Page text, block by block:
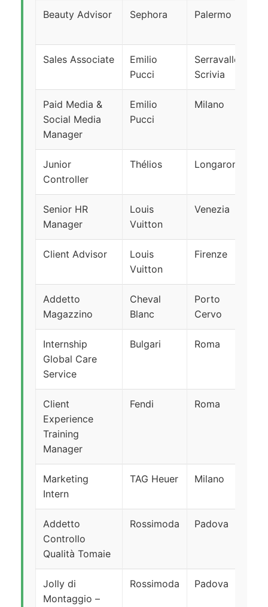
Beauty Advisor Sephora Palermo
Sales Associate
Emilio
Pucci
Serravalle
Scrivia
Paid Media &
Social Media
Manager
Emilio
Pucci
Milano
Junior
Controller
Thélios Longarone
Senior HR
Manager
Louis
Vuitton
Venezia
Client Advisor
Louis
Vuitton
Firenze
Addetto
Magazzino
Cheval
Blanc
Porto
Cervo
Internship
Global Care
Service
Bulgari Roma
Client
Experience
Training
Manager
Fendi Roma
Marketing
Intern
TAG Heuer Milano
Addetto
Controllo
Qualità Tomaie
Rossimoda Padova
Jolly di
Montaggio –
Rossimoda Padova